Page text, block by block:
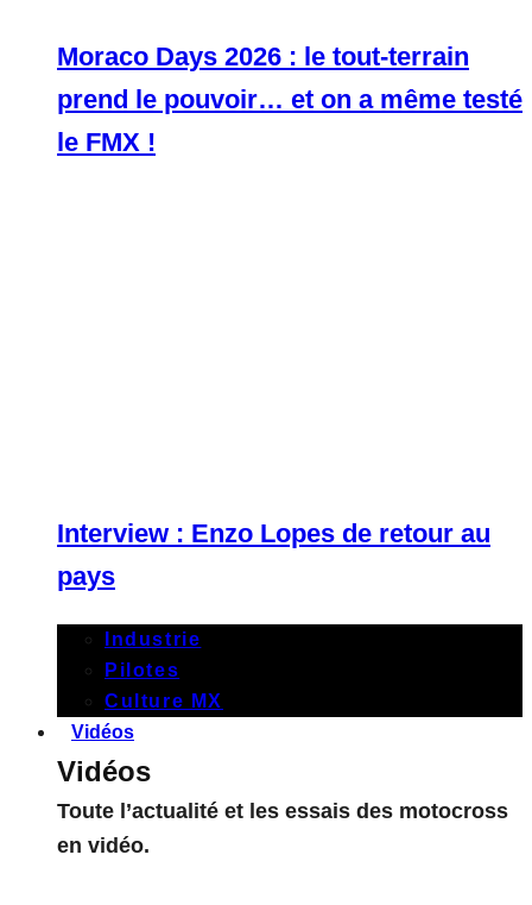
Moraco Days 2026 : le tout-terrain
prend le pouvoir… et on a même testé
le FMX !
Interview : Enzo Lopes de retour au
pays
Industrie
Pilotes
Culture MX
Vidéos
Vidéos
Toute l’actualité et les essais des motocross
en vidéo.